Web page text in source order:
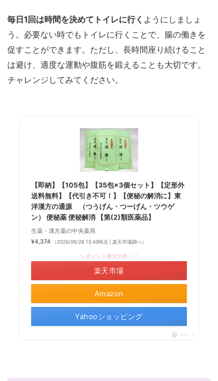
毎日1回は時間を決めてトイレに行く ようにしましょ
う。必要ない時でもトイレに行くことで、腸の働きを
促すことができます。ただし、長時間座り続けること
は避け、適度な運動や腹筋を鍛えることも大切です。
チャレンジしてみてください。
【即納】【105包】【35包×3個セット】【定形外
送料無料】【代引き不可！】【便秘の解消に】東
洋漢方の通源 （つうげん・つーげん・ツウゲ
ン） 便秘薬 便秘解消 【第(2)類医薬品】
生薬・漢方薬の中央薬局
¥4,374
（2026/06/26 13:43時点 | 楽天市場調べ）
Amazon
＼ポイント最大11倍！／
楽天市場
Yahooショッピング
ポチップ